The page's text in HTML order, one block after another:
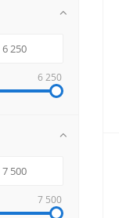
6 250
7 500